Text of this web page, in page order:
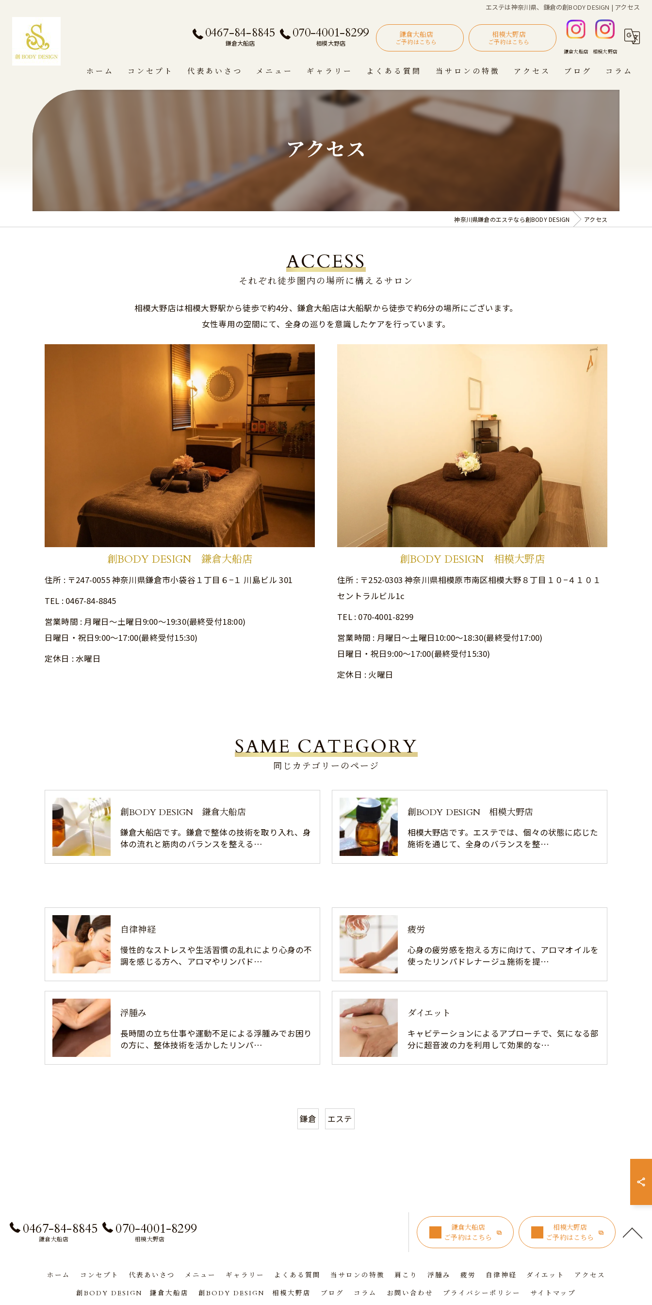
エステは神奈川県、鎌倉の創BODY DESIGN | アクセス
0467-84-8845
鎌倉大船店
070-4001-8299
相模大野店
鎌倉大船店
ご予約はこちら
相模大野店
ご予約はこちら
ホーム コンセプト 代表あいさつ メニュー ギャラリー よくある質問 当サロンの特徴
肩こり
浮腫み
アクセス
創BODY DESIGN 相模大野店
ブログ コラム
アクセス
神奈川県鎌倉のエステなら創BODY DESIGN アクセス
それぞれ徒歩圏内の場所に構えるサロン
ACCESS
相模大野店は相模大野駅から徒歩で約4分、鎌倉大船店は大船駅から徒歩で約6分の場所にございます。
女性専用の空間にて、全身の巡りを意識したケアを行っています。
創BODY DESIGN 鎌倉大船店
住所 : 〒247-0055 神奈川県鎌倉市小袋谷１丁目６−１ 川島ビル 301
TEL : 0467-84-8845
営業時間 : 月曜日～土曜日9:00～19:30(最終受付18:00)
日曜日・祝日9:00～17:00(最終受付15:30)
定休日 : 水曜日
創BODY DESIGN 相模大野店
住所 : 〒252-0303 神奈川県相模原市南区相模大野８丁目１０−４１０１
セントラルビル1c
TEL : 070-4001-8299
営業時間 : 月曜日～土曜日10:00～18:30(最終受付17:00)
日曜日・祝日9:00～17:00(最終受付15:30)
定休日 : 火曜日
同じカテゴリーのページ
SAME CATEGORY
創BODY DESIGN 鎌倉大船店
鎌倉大船店です。鎌倉で整体の技術を取り入れ、身
体の流れと筋肉のバランスを整える…
創BODY DESIGN 相模大野店
相模大野店です。エステでは、個々の状態に応じた
施術を通じて、全身のバランスを整…
自律神経
慢性的なストレスや生活習慣の乱れにより心身の不
調を感じる方へ、アロマやリンパド…
疲労
心身の疲労感を抱える方に向けて、アロマオイルを
使ったリンパドレナージュ施術を提…
浮腫み
長時間の立ち仕事や運動不足による浮腫みでお困り
の方に、整体技術を活かしたリンパ…
ダイエット
キャビテーションによるアプローチで、気になる部
分に超音波の力を利用して効果的な…
鎌倉 エステ
0467-84-8845
鎌倉大船店
070-4001-8299
相模大野店
鎌倉大船店
ご予約はこちら
相模大野店
ご予約はこちら
ホーム コンセプト 代表あいさつ メニュー ギャラリー よくある質問 当サロンの特徴 肩こり 浮腫み 疲労 自律神経 ダイエット アクセス
創BODY DESIGN 鎌倉大船店 創BODY DESIGN 相模大野店 ブログ コラム お問い合わせ プライバシーポリシー サイトマップ
お問い合わせはこちら